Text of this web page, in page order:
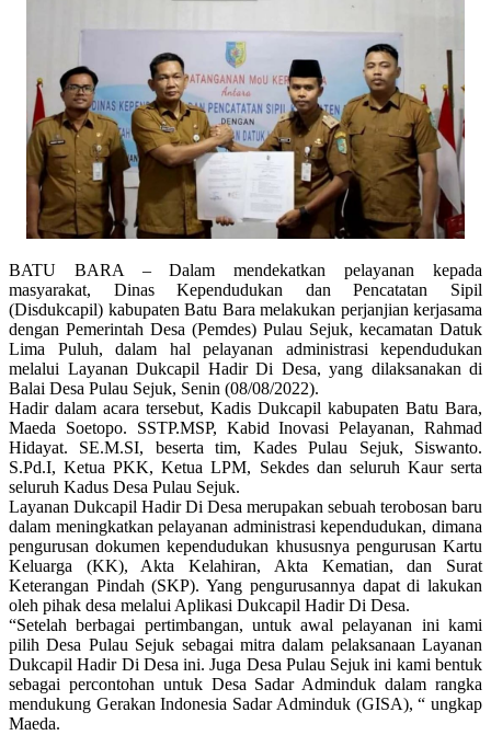
BATU BARA – Dalam mendekatkan pelayanan kepada
masyarakat, Dinas Kependudukan dan Pencatatan Sipil
(Disdukcapil) kabupaten Batu Bara melakukan perjanjian kerjasama
dengan Pemerintah Desa (Pemdes) Pulau Sejuk, kecamatan Datuk
Lima Puluh, dalam hal pelayanan administrasi kependudukan
melalui Layanan Dukcapil Hadir Di Desa, yang dilaksanakan di
Balai Desa Pulau Sejuk, Senin (08/08/2022).
Hadir dalam acara tersebut, Kadis Dukcapil kabupaten Batu Bara,
Maeda Soetopo. SSTP.MSP, Kabid Inovasi Pelayanan, Rahmad
Hidayat. SE.M.SI, beserta tim, Kades Pulau Sejuk, Siswanto.
S.Pd.I, Ketua PKK, Ketua LPM, Sekdes dan seluruh Kaur serta
seluruh Kadus Desa Pulau Sejuk.
Layanan Dukcapil Hadir Di Desa merupakan sebuah terobosan baru
dalam meningkatkan pelayanan administrasi kependudukan, dimana
pengurusan dokumen kependudukan khususnya pengurusan Kartu
Keluarga (KK), Akta Kelahiran, Akta Kematian, dan Surat
Keterangan Pindah (SKP). Yang pengurusannya dapat di lakukan
oleh pihak desa melalui Aplikasi Dukcapil Hadir Di Desa.
“Setelah berbagai pertimbangan, untuk awal pelayanan ini kami
pilih Desa Pulau Sejuk sebagai mitra dalam pelaksanaan Layanan
Dukcapil Hadir Di Desa ini. Juga Desa Pulau Sejuk ini kami bentuk
sebagai percontohan untuk Desa Sadar Adminduk dalam rangka
mendukung Gerakan Indonesia Sadar Adminduk (GISA), “ ungkap
Maeda.